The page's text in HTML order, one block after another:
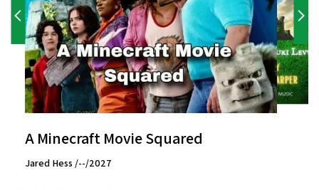
A Minecraft Movie Squared
Jared Hess /--/2027